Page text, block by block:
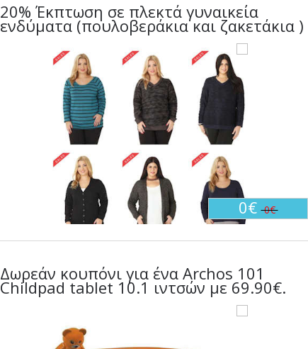
20% Έκπτωση σε πλεκτά γυναικεία
ενδύματα (πουλοβεράκια και ζακετάκια )
0€0€
Δωρεάν κουπόνι για ένα Archos 101
Childpad tablet 10.1 ιντσών με 69.90€.